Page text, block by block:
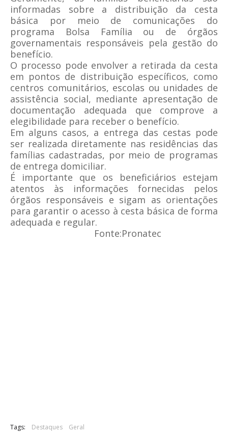
informadas sobre a distribuição da cesta
básica por meio de comunicações do
programa Bolsa Família ou de órgãos
governamentais responsáveis pela gestão do
benefício.
O processo pode envolver a retirada da cesta
em pontos de distribuição específicos, como
centros comunitários, escolas ou unidades de
assistência social, mediante apresentação de
documentação adequada que comprove a
elegibilidade para receber o benefício.
Em alguns casos, a entrega das cestas pode
ser realizada diretamente nas residências das
famílias cadastradas, por meio de programas
de entrega domiciliar.
É importante que os beneficiários estejam
atentos às informações fornecidas pelos
órgãos responsáveis e sigam as orientações
para garantir o acesso à cesta básica de forma
adequada e regular.
Fonte:Pronatec
Tags: Destaques Geral